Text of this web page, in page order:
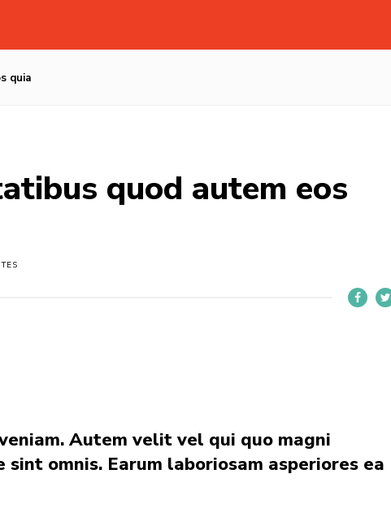
quia
quod autem eos
Autem velit vel qui quo magni
sint omnis. Earum laboriosam asperiores ea